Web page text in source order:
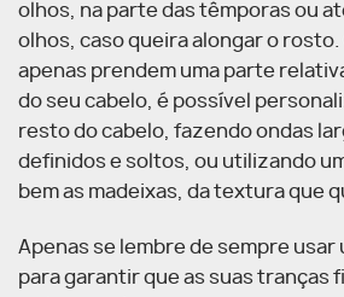
olhos, na parte das têmporas ou
olhos, caso queira alongar o
apenas prendem uma parte
do seu cabelo, é possível
resto do cabelo, fazendo ondas
definidos e soltos, ou utilizando
bem as madeixas, da textura que
Apenas se lembre de sempre usar
para garantir que as suas tranças